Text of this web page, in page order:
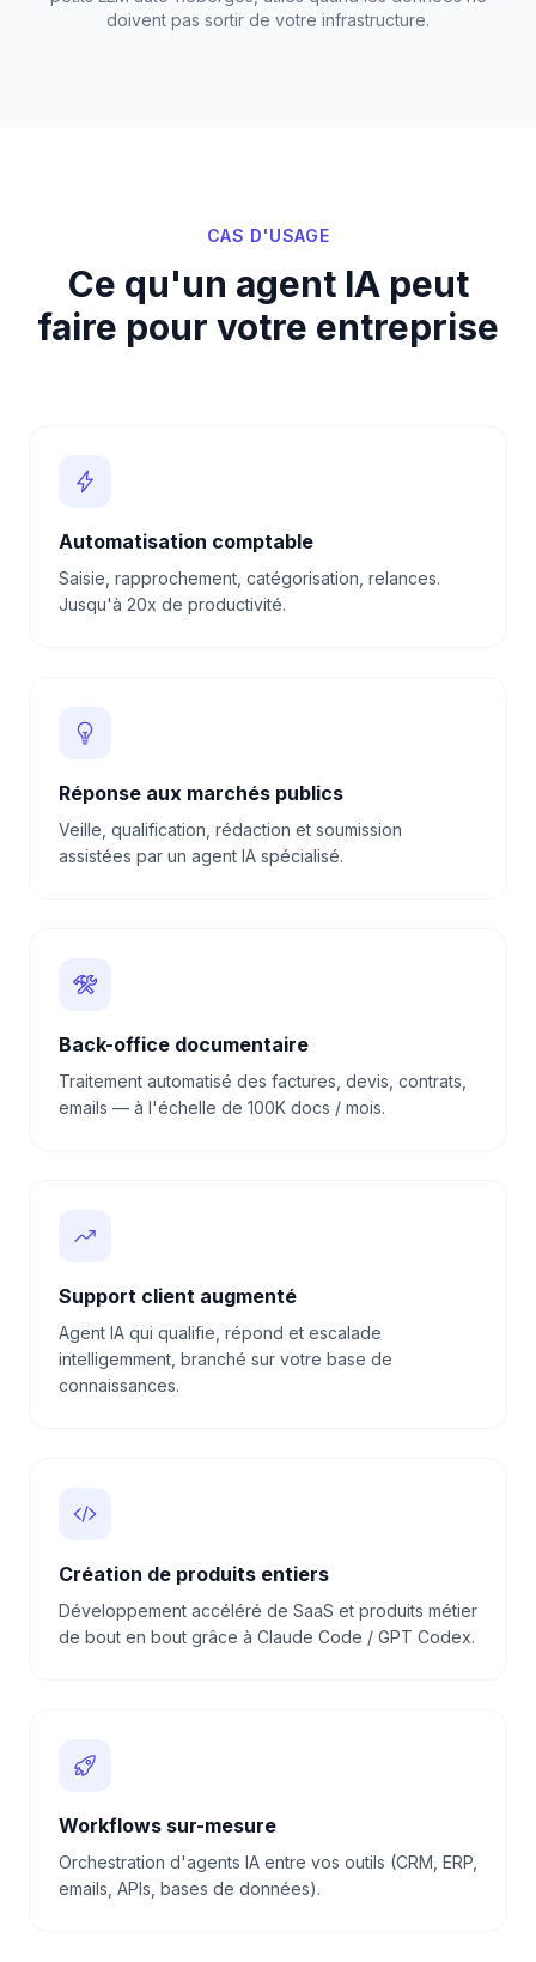
doivent pas sortir de votre infrastructure.
CAS D'USAGE
Ce qu'un agent IA peut
faire pour votre entreprise
Automatisation comptable
Saisie, rapprochement, catégorisation, relances.
Jusqu'à 20x de productivité.
Réponse aux marchés publics
Veille, qualification, rédaction et soumission
assistées par un agent IA spécialisé.
Back-office documentaire
Traitement automatisé des factures, devis, contrats,
emails — à l'échelle de 100K docs / mois.
Support client augmenté
Agent IA qui qualifie, répond et escalade
intelligemment, branché sur votre base de
connaissances.
Création de produits entiers
Développement accéléré de SaaS et produits métier
de bout en bout grâce à Claude Code / GPT Codex.
Workflows sur-mesure
Orchestration d'agents IA entre vos outils (CRM, ERP,
emails, APIs, bases de données).